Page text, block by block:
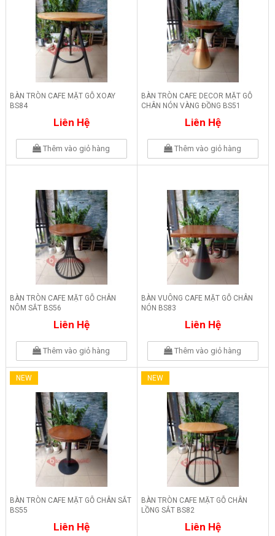
BÀN TRÒN CAFE MẶT GỖ XOAY
BS84
Liên Hệ
Thêm vào giỏ hàng
BÀN TRÒN CAFE DECOR MẶT GỖ
CHÂN NÓN VÀNG ĐỒNG BS51
Liên Hệ
Thêm vào giỏ hàng
BÀN TRÒN CAFE MẶT GỖ CHÂN
NÔM SẮT BS56
Liên Hệ
Thêm vào giỏ hàng
BÀN VUÔNG CAFE MẶT GỖ CHÂN
NÓN BS83
Liên Hệ
Thêm vào giỏ hàng
NEW
BÀN TRÒN CAFE MẶT GỖ CHÂN SẮT
BS55
Liên Hệ
NEW
BÀN TRÒN CAFE MẶT GỖ CHÂN
LỒNG SẮT BS82
Liên Hệ